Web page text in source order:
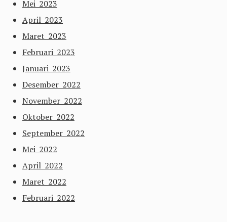
Mei 2023
April 2023
Maret 2023
Februari 2023
Januari 2023
Desember 2022
November 2022
Oktober 2022
September 2022
Mei 2022
April 2022
Maret 2022
Februari 2022